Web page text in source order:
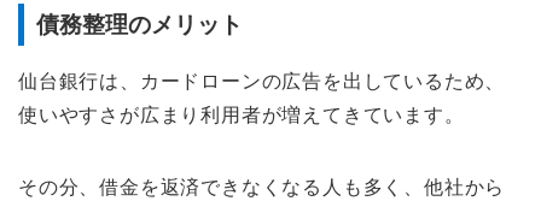
債務整理のメリット
仙台銀行は、カードローンの広告を出しているため、
使いやすさが広まり利用者が増えてきています。
その分、借金を返済できなくなる人も多く、他社から